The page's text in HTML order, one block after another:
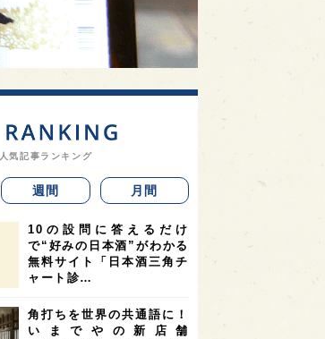
人気記事ランキング
週間 月間
10の設問に答えるだけ
で“好みの日本酒”がわかる
無料サイト「日本酒三角チ
ャート診…
角打ちを世界の共通語に！
いまでやの新店舗